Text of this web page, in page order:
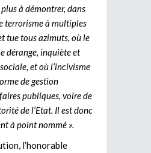
plus à démontrer, dans
terrorisme à multiples
tue tous azimuts, où le
dérange, inquiète et
et où l’incivisme
de gestion
publiques, voire de
de l’Etat. Il est donc
à point nommé ».
l’honorable